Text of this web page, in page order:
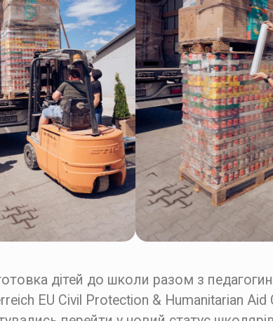
дітей до школи разом з
EU Civil Protection & Humanitarian